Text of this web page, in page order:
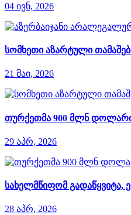
04 ივნ, 2026
სომხეთი აზარტული
21 მაი, 2026
თურქეთმა 900 მლნ
29 აპრ, 2026
სახელმწიფომ გადაწყვიტა,
28 აპრ, 2026